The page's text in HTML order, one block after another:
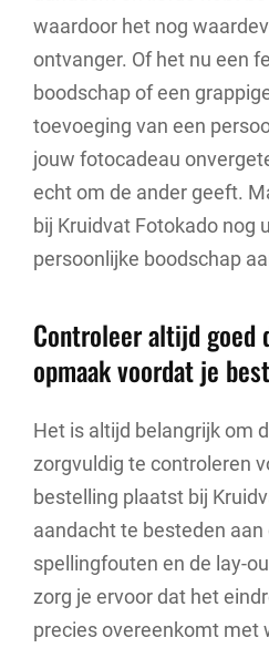
waardoor het nog
ontvanger. Of het nu een
boodschap of een
toevoeging van een
jouw fotocadeau
echt om de ander geeft.
bij Kruidvat Fotokado nog
persoonlijke boodschap
Controleer altijd goed
opmaak voordat je
Het is altijd belangrijk om
zorgvuldig te controleren
bestelling plaatst bij
aandacht te besteden
spellingfouten en de lay-
zorg je ervoor dat het
precies overeenkomt met